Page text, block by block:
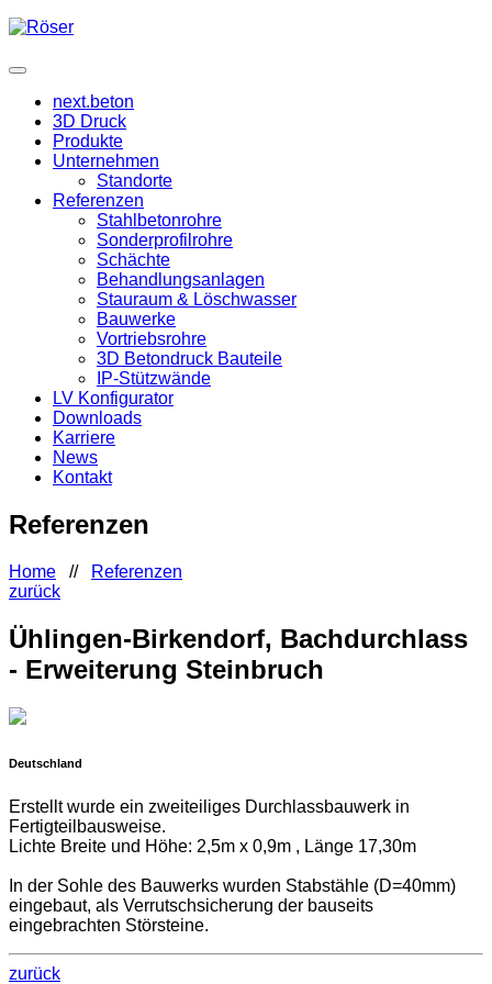
next.beton
3D Druck
Produkte
Unternehmen
Standorte
Referenzen
Stahlbetonrohre
Sonderprofilrohre
Schächte
Behandlungsanlagen
Stauraum & Löschwasser
Bauwerke
Vortriebsrohre
3D Betondruck Bauteile
IP-Stützwände
LV Konfigurator
Downloads
Karriere
News
Kontakt
Referenzen
Home //
Referenzen
zurück
Ühlingen-Birkendorf, Bachdurchlass
- Erweiterung Steinbruch
Deutschland
Erstellt wurde ein zweiteiliges Durchlassbauwerk in
Fertigteilbausweise.
Lichte Breite und Höhe: 2,5m x 0,9m , Länge 17,30m
In der Sohle des Bauwerks wurden Stabstähle (D=40mm)
eingebaut, als Verrutschsicherung der bauseits
eingebrachten Störsteine.
zurück